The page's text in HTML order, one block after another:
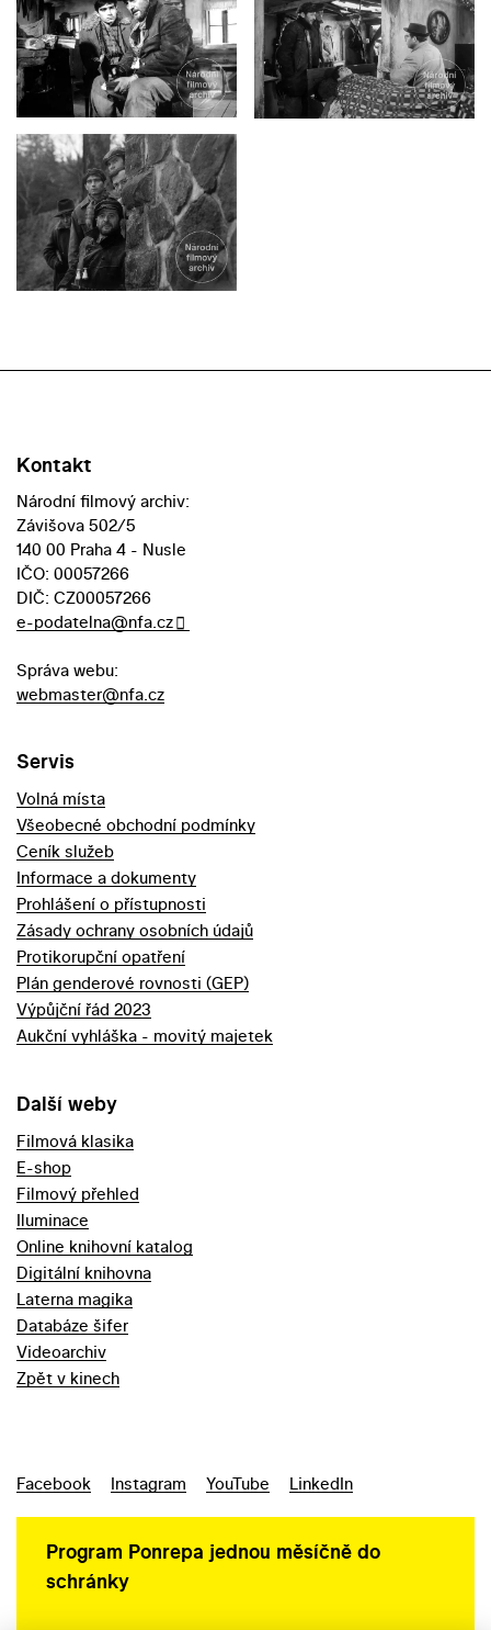
Kontakt
Národní filmový archiv:
Závišova 502/5
140 00 Praha 4 - Nusle
IČO: 00057266
DIČ: CZ00057266
e-podatelna@nfa.cz
Správa webu:
webmaster@nfa.cz
Servis
Volná místa
Všeobecné obchodní podmínky
Ceník služeb
Informace a dokumenty
Prohlášení o přístupnosti
Zásady ochrany osobních údajů
Protikorupční opatření
Plán genderové rovnosti (GEP)
Výpůjční řád 2023
Aukční vyhláška - movitý majetek
Další weby
Filmová klasika
E-shop
Filmový přehled
Iluminace
Online knihovní katalog
Digitální knihovna
Laterna magika
Databáze šifer
Videoarchiv
Zpět v kinech
Facebook Instagram YouTube LinkedIn
Program Ponrepa jednou měsíčně do
schránky